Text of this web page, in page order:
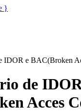
}
IDOR e BAC(Broken
de
Acces